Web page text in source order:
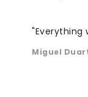
"Everything
Miguel